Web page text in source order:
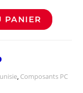
PANIER
, Composants PC